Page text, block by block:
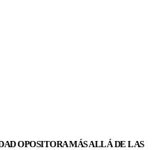
OPOSITORA MÁS ALLÁ DE LAS